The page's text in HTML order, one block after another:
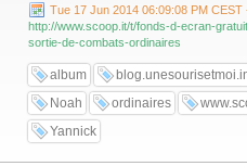
Tue 17 Jun 2014 06:09:08 PM CEST
http://www.scoop.it/t/fonds-d-ecran-
sortie-de-combats-ordinaires
album
Noah
ordinaires
Yannick